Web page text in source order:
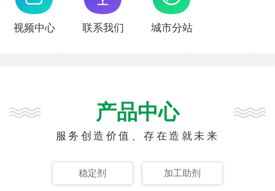
视频中心 联系我们 城市分站
产品中心
服务创造价值、存在造就未来
稳定剂 加工助剂